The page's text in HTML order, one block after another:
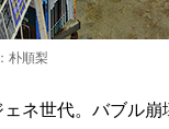
朴順梨
ェネ世代。バブル